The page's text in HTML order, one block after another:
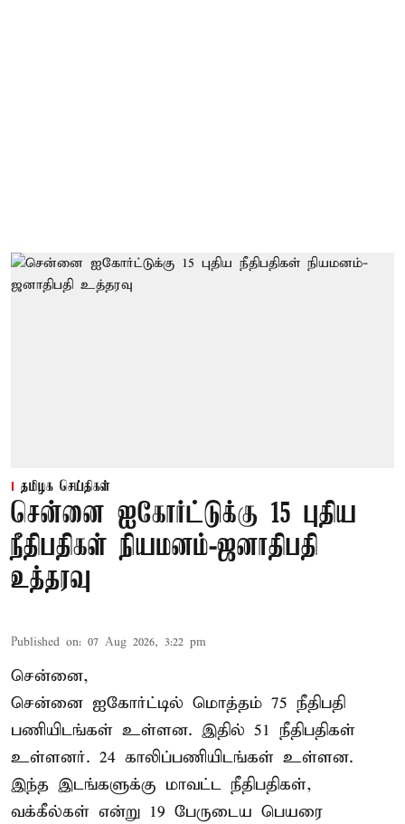
தமிழக செய்திகள்
சென்னை ஐகோர்ட்டுக்கு 15 புதிய
நீதிபதிகள் நியமனம்-ஜனாதிபதி
உத்தரவு
Published on: 07 Aug 2026, 3:22 pm
சென்னை,
சென்னை ஐகோர்ட்டில் மொத்தம் 75 நீதிபதி
பணியிடங்கள் உள்ளன. இதில் 51 நீதிபதிகள்
உள்ளனர். 24 காலிப்பணியிடங்கள் உள்ளன.
இந்த இடங்களுக்கு மாவட்ட நீதிபதிகள்,
வக்கீல்கள் என்று 19 பேருடைய பெயரை